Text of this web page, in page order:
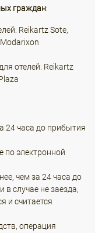
граждан:
Reikartz Sote,
отелей: Reikartz
24 часа до прибытия
по электронной
чем за 24 часа до
в случае не заезда,
и считается
операция